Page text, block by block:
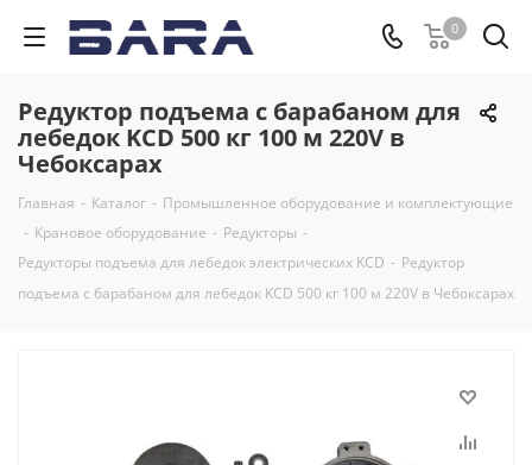
0
Редуктор подъема с барабаном для
лебедок KCD 500 кг 100 м 220V в
Чебоксарах
Главная - Каталог - Промышленное оборудование и комплектующие
- Крановое оборудование - Редукторы -
Редукторы подъема для лебедок электрических KCD - Редуктор
подъема с барабаном для лебедок KCD 500 кг 100 м 220V в Чебоксарах